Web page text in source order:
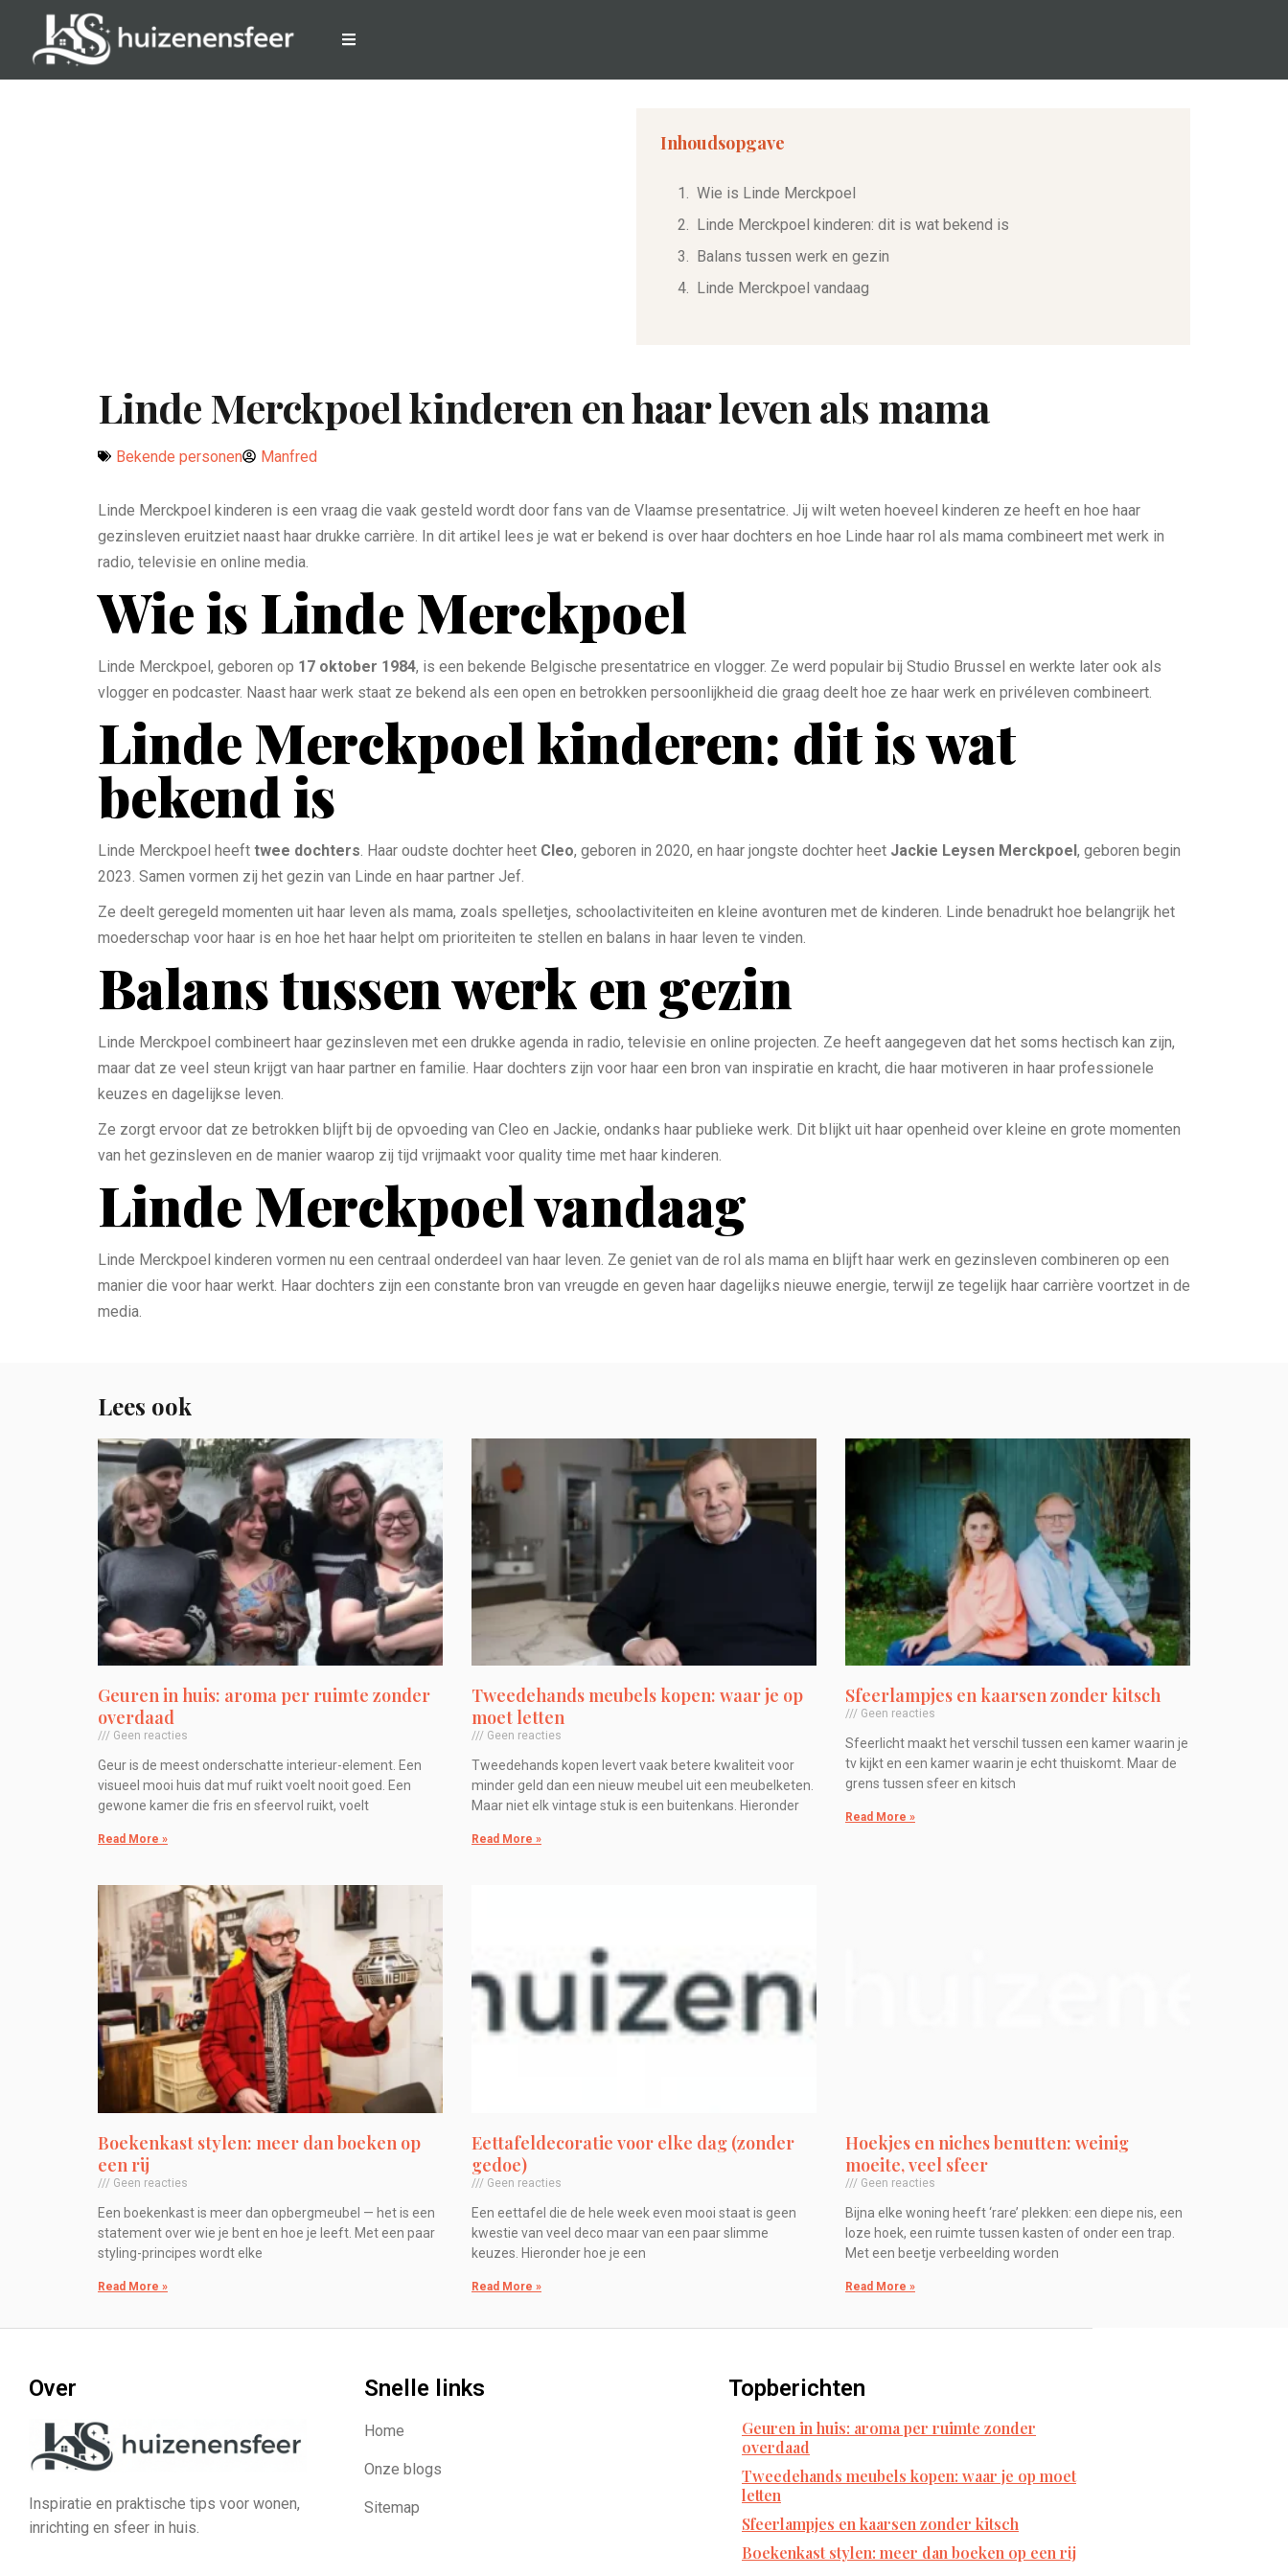
Inhoudsopgave
Wie is Linde Merckpoel
Linde Merckpoel kinderen: dit is wat bekend is
Balans tussen werk en gezin
Linde Merckpoel vandaag
Linde Merckpoel kinderen en haar leven als mama
Bekende personen Manfred
Linde Merckpoel kinderen is een vraag die vaak gesteld wordt door fans van de Vlaamse presentatrice. Jij wilt weten hoeveel kinderen ze heeft en hoe haar
gezinsleven eruitziet naast haar drukke carrière. In dit artikel lees je wat er bekend is over haar dochters en hoe Linde haar rol als mama combineert met werk in
radio, televisie en online media.
Wie is Linde Merckpoel
Linde Merckpoel, geboren op 17 oktober 1984, is een bekende Belgische presentatrice en vlogger. Ze werd populair bij Studio Brussel en werkte later ook als
vlogger en podcaster. Naast haar werk staat ze bekend als een open en betrokken persoonlijkheid die graag deelt hoe ze haar werk en privéleven combineert.
Linde Merckpoel kinderen: dit is wat
bekend is
Linde Merckpoel heeft twee dochters . Haar oudste dochter heet Cleo, geboren in 2020, en haar jongste dochter heet Jackie Leysen Merckpoel, geboren begin
2023. Samen vormen zij het gezin van Linde en haar partner Jef.
Ze deelt geregeld momenten uit haar leven als mama, zoals spelletjes, schoolactiviteiten en kleine avonturen met de kinderen. Linde benadrukt hoe belangrijk het
moederschap voor haar is en hoe het haar helpt om prioriteiten te stellen en balans in haar leven te vinden.
Balans tussen werk en gezin
Linde Merckpoel combineert haar gezinsleven met een drukke agenda in radio, televisie en online projecten. Ze heeft aangegeven dat het soms hectisch kan zijn,
maar dat ze veel steun krijgt van haar partner en familie. Haar dochters zijn voor haar een bron van inspiratie en kracht, die haar motiveren in haar professionele
keuzes en dagelijkse leven.
Ze zorgt ervoor dat ze betrokken blijft bij de opvoeding van Cleo en Jackie, ondanks haar publieke werk. Dit blijkt uit haar openheid over kleine en grote momenten
van het gezinsleven en de manier waarop zij tijd vrijmaakt voor quality time met haar kinderen.
Linde Merckpoel vandaag
Linde Merckpoel kinderen vormen nu een centraal onderdeel van haar leven. Ze geniet van de rol als mama en blijft haar werk en gezinsleven combineren op een
manier die voor haar werkt. Haar dochters zijn een constante bron van vreugde en geven haar dagelijks nieuwe energie, terwijl ze tegelijk haar carrière voortzet in de
media.
Lees ook
Geuren in huis: aroma per ruimte zonder
overdaad
Geen reacties
Geur is de meest onderschatte interieur-element. Een
visueel mooi huis dat muf ruikt voelt nooit goed. Een
gewone kamer die fris en sfeervol ruikt, voelt
Read More »
Tweedehands meubels kopen: waar je op
moet letten
Geen reacties
Tweedehands kopen levert vaak betere kwaliteit voor
minder geld dan een nieuw meubel uit een meubelketen.
Maar niet elk vintage stuk is een buitenkans. Hieronder
Read More »
Sfeerlampjes en kaarsen zonder kitsch
Geen reacties
Sfeerlicht maakt het verschil tussen een kamer waarin je
tv kijkt en een kamer waarin je echt thuiskomt. Maar de
grens tussen sfeer en kitsch
Read More »
Boekenkast stylen: meer dan boeken op
een rij
Geen reacties
Een boekenkast is meer dan opbergmeubel — het is een
statement over wie je bent en hoe je leeft. Met een paar
styling-principes wordt elke
Read More »
Eettafeldecoratie voor elke dag (zonder
gedoe)
Geen reacties
Een eettafel die de hele week even mooi staat is geen
kwestie van veel deco maar van een paar slimme
keuzes. Hieronder hoe je een
Read More »
Hoekjes en niches benutten: weinig
moeite, veel sfeer
Geen reacties
Bijna elke woning heeft ‘rare’ plekken: een diepe nis, een
loze hoek, een ruimte tussen kasten of onder een trap.
Met een beetje verbeelding worden
Read More »
Over
Inspiratie en praktische tips voor wonen,
inrichting en sfeer in huis.
Snelle links
Home
Onze blogs
Sitemap
Topberichten
Geuren in huis: aroma per ruimte zonder
overdaad
Tweedehands meubels kopen: waar je op moet
letten
Sfeerlampjes en kaarsen zonder kitsch
Boekenkast stylen: meer dan boeken op een rij